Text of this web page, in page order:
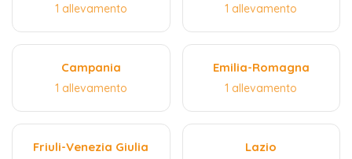
1 allevamento 1 allevamento
Campania
1 allevamento
Emilia-Romagna
1 allevamento
Friuli-Venezia Giulia Lazio